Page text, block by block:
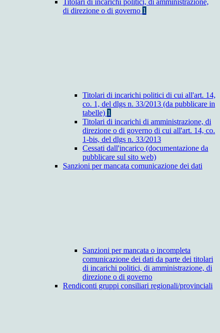
Titolari di incarichi politici, di amministrazione,
di direzione o di governo 1
Titolari di incarichi politici di cui all'art. 14,
co. 1, del dlgs n. 33/2013 (da pubblicare in
tabelle) 1
Titolari di incarichi di amministrazione, di
direzione o di governo di cui all'art. 14, co.
1-bis, del dlgs n. 33/2013
Cessati dall'incarico (documentazione da
pubblicare sul sito web)
Sanzioni per mancata comunicazione dei dati
Sanzioni per mancata o incompleta
comunicazione dei dati da parte dei titolari
di incarichi politici, di amministrazione, di
direzione o di governo
Rendiconti gruppi consiliari regionali/provinciali